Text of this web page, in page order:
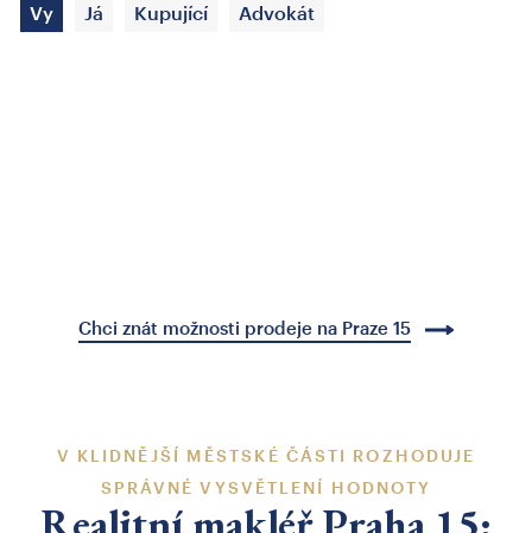
Vy
Já Kupující Advokát
Chci znát možnosti prodeje na Praze 15
V KLIDNĚJŠÍ MĚSTSKÉ ČÁSTI ROZHODUJE
SPRÁVNÉ VYSVĚTLENÍ HODNOTY